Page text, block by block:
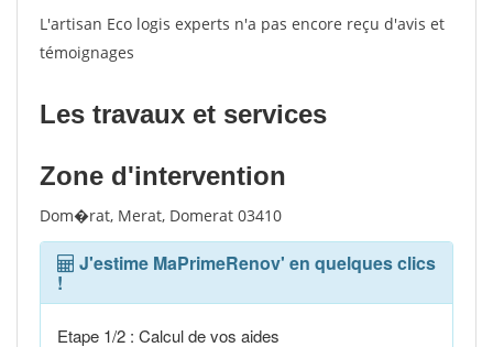
L'artisan Eco logis experts n'a pas encore reçu d'avis et
témoignages
Les travaux et services
Zone d'intervention
Dom�rat, Merat, Domerat 03410